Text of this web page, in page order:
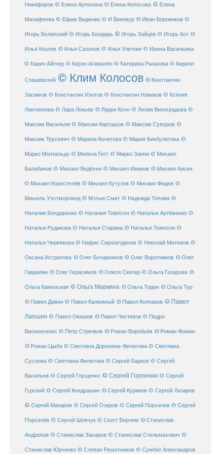
Никифоров © Елена Артюхина © Елена Копосова © Елена
Малафеева © Ефим Видинжо © И Винокур © Иван Боровиков ©
Игорь Белинский © Игорь Бондарь © Игорь Зайцев © Игорь Кот ©
Илья Козлов © Илья Сазонов © Илья Улиткин © Ирина Васильева
© Карин Айгнер © Карэн Агамалян © Катерина Рышкова © Кирилл
Сташевский © Клим Колосов © Константин
Засимов © Константин Изотов © Константин Новиков © Ксения
Лактионова © Лара Локьер © Ларри Коэн © Лилия Виноградова ©
Максим Васильев © Максим Карташов © Максим Суворов ©
Максим Трусевич © Марина Кочетова © Мария Бикбулатова ©
Марко Монтальдо © Милена Гитт © Мирко Занни © Михаил
Балабанов © Михаил Ведёхин © Михаил Иванов © Михаил Кисин
© Михаил Коростелёв © Михаил Кутузов © Михаил Федюк ©
Мишель Уэстморланд © Мэтью Смит © Надежда Титова ©
Наталия Бондаренко © Наталия Томпсон © Наталья Артёменко ©
Наталья Рудакова © Наталья Старина © Наталья Томпсон ©
Наталья Червякова © Нафис Сиразетдинов © Николай Митюков ©
Оксана Истратова © Олег Бочарников © Олег Воротников © Олег
Гаврилин © Олег Герасимов © Олеся Скитер © Ольга Газарова ©
Ольга Каменская © Ольга Маркина © Ольга Торри © Ольга Тур
© Павел Дивин © Павел Калюжный © Павел Колпаков © Павел
Лапшин © Павел Окишев © Павел Чистяков © Педро
Васконселос © Петр Стрелков © Роман Воробьёв © Роман Фомин
© Роман Цыба © Светлана Доронина-Филатова © Светлана
Суслова © Светлана Филатова © Сергей Барков © Сергей
Васильев © Сергей Глущенко © Сергей Горпинюк © Сергей
Гурский © Сергей Кондрашин © Сергей Куриков © Сергей Лазарев
© Сергей Макаров © Сергей Озеров © Сергей Порхачев © Сергей
Порхачёв © Сергей Шевчук © Скотт Берчем © Станислав
Андропов © Станислав Захаров © Станислав Стельмахович ©
Станислав Юрченко © Степан Решетников © Сумбат Александров